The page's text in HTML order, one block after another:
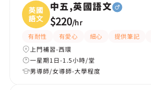
英國
語文
中五,英國語文
$220/hr
有耐性 有愛心 細心 提供筆記
上門補習-西環
一星期1日-1.5小時/堂
男導師/女導師-大學程度